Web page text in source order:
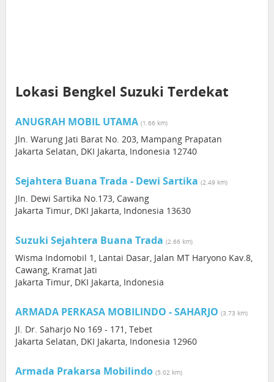
Lokasi Bengkel Suzuki Terdekat
ANUGRAH MOBIL UTAMA (1.66 km)
Jln. Warung Jati Barat No. 203, Mampang Prapatan
Jakarta Selatan, DKI Jakarta, Indonesia 12740
Sejahtera Buana Trada - Dewi Sartika (2.49 km)
Jln. Dewi Sartika No.173, Cawang
Jakarta Timur, DKI Jakarta, Indonesia 13630
Suzuki Sejahtera Buana Trada (2.66 km)
Wisma Indomobil 1, Lantai Dasar, Jalan MT Haryono Kav.8,
Cawang, Kramat Jati
Jakarta Timur, DKI Jakarta, Indonesia
ARMADA PERKASA MOBILINDO - SAHARJO (3.73 km)
Jl. Dr. Saharjo No 169 - 171, Tebet
Jakarta Selatan, DKI Jakarta, Indonesia 12960
Armada Prakarsa Mobilindo (5.02 km)